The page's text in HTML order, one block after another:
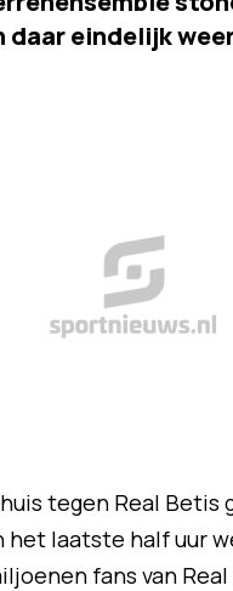
eindelijk
tegen Real Betis
het laatste half uur
fans van